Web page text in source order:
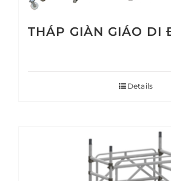
THÁP GIÀN GIÁO DI
Details